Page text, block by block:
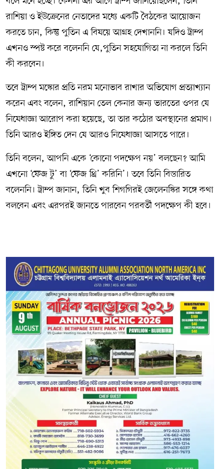
রাশিয়া ও ইউক্রেনের নেতাদের মধ্যে একটি বৈঠকের আয়োজন
করতে চান, কিন্তু পুতিন এ বিষয়ে আগ্রহ দেখাননি। যদিও ট্রাম্প
এখনও স্পষ্ট করে বলেননি যে,পুতিন সহযোগিতা না করলে তিনি
কী করবেন।
তবে ট্রাম্প মস্কোর প্রতি নরম মনোভাব রাখার অভিযোগ প্রত্যাখ্যান
করেন এবং বলেন, রাশিয়ান তেল কেনার জন্য ভারতের ওপর যে
নিষেধাজ্ঞা আরোপ করা হয়েছে, তা তার কঠোর অবস্থানের প্রমাণ।
তিনি আরও ইঙ্গিত দেন যে আরও নিষেধাজ্ঞা আসতে পারে।
তিনি বলেন, আপনি একে ‘কোনো পদক্ষেপ নয়’ বলছেন? আমি
এখনো ‘ফেজ টু’ বা ‘ফেজ থ্রি’ করিনি’। তবে তিনি বিস্তারিত
বলেননি। ট্রাম্প জানান, তিনি খুব শিগগিরই জেলেনস্কির সঙ্গে কথা
বলবেন এবং এরপরই জানতে পারবেন পরবর্তী পদক্ষেপ কী হবে।